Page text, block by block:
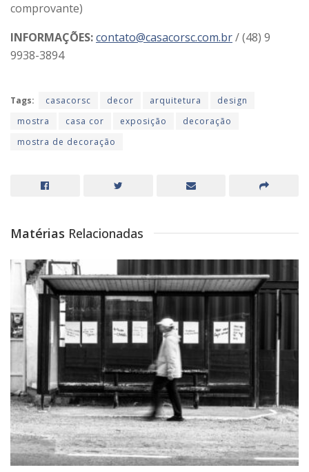
comprovante)
INFORMAÇÕES:contato@casacorsc.com.br/ (48) 9
9938-3894
Tags: casacorsc decor arquitetura
design
mostra
casa cor exposição
decoração
mostra de decoração
Matérias Relacionadas